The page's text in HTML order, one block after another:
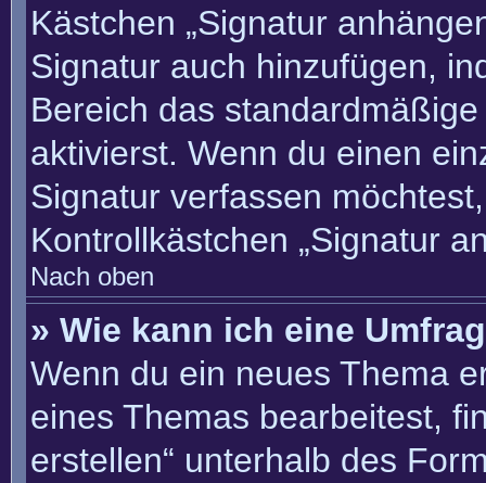
Kästchen „Signatur
Signatur auch hinzufügen,
Bereich das
aktivierst. Wenn du einen
Signatur verfassen
Kontrollkästchen „Signatur
Nach oben
» Wie kann ich eine
Wenn du ein neues Thema
eines Themas bearbeitest,
erstellen“ unterhalb des